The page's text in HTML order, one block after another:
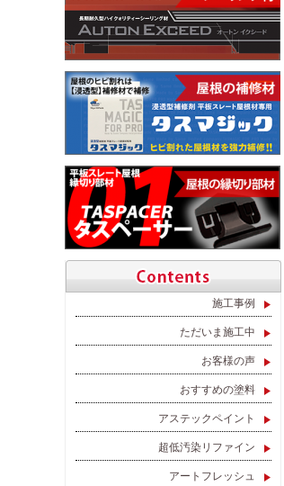
施工事例
ただいま施工中
お客様の声
おすすめの塗料
アステックペイント
超低汚染リファイン
アートフレッシュ